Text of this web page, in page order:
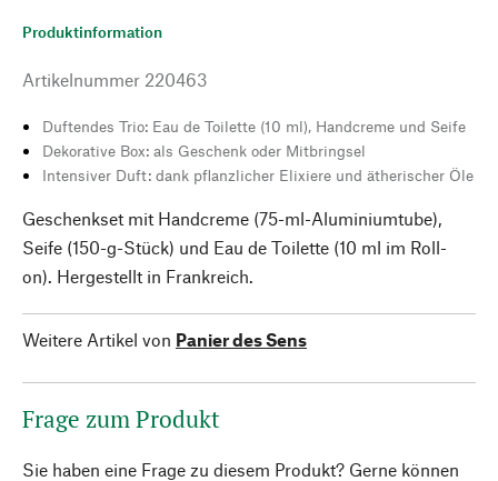
Produktinformation
Artikelnummer 220463
Duftendes Trio: Eau de Toilette (10 ml), Handcreme und Seife
Dekorative Box: als Geschenk oder Mitbringsel
Intensiver Duft: dank pflanzlicher Elixiere und ätherischer Öle
Geschenkset mit Handcreme (75-ml-Aluminiumtube),
Seife (150-g-Stück) und Eau de Toilette (10 ml im Roll-
on). Hergestellt in Frankreich.
Weitere Artikel von Panier des Sens
Frage zum Produkt
Sie haben eine Frage zu diesem Produkt? Gerne können